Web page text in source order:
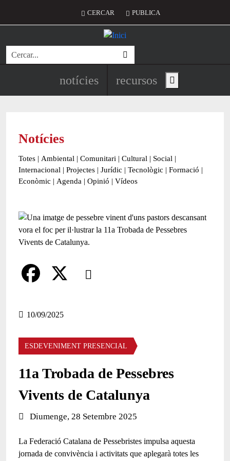
Menú del compte d'usuari
CERCAR PUBLICA
Cerca
Navegació principal de
notícies recursos Show main menu
Notícies
Totes | Ambiental | Comunitari | Cultural | Social |
Internacional | Projectes | Jurídic | Tecnològic | Formació |
Econòmic | Agenda | Opinió | Vídeos
Comparteix
a
b
10/09/2025
ESDEVENIMENT PRESENCIAL
11a Trobada de Pessebres
Vivents de Catalunya
Data de l'esdeveniment:
Diumenge, 28 Setembre 2025
La Federació Catalana de Pessebristes impulsa aquesta
jornada de convivència i activitats que aplegarà totes les